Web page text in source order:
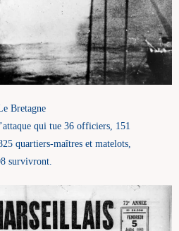
Bretagne
qui tue 36 officiers, 151
quartiers-maîtres et matelots,
survivront.